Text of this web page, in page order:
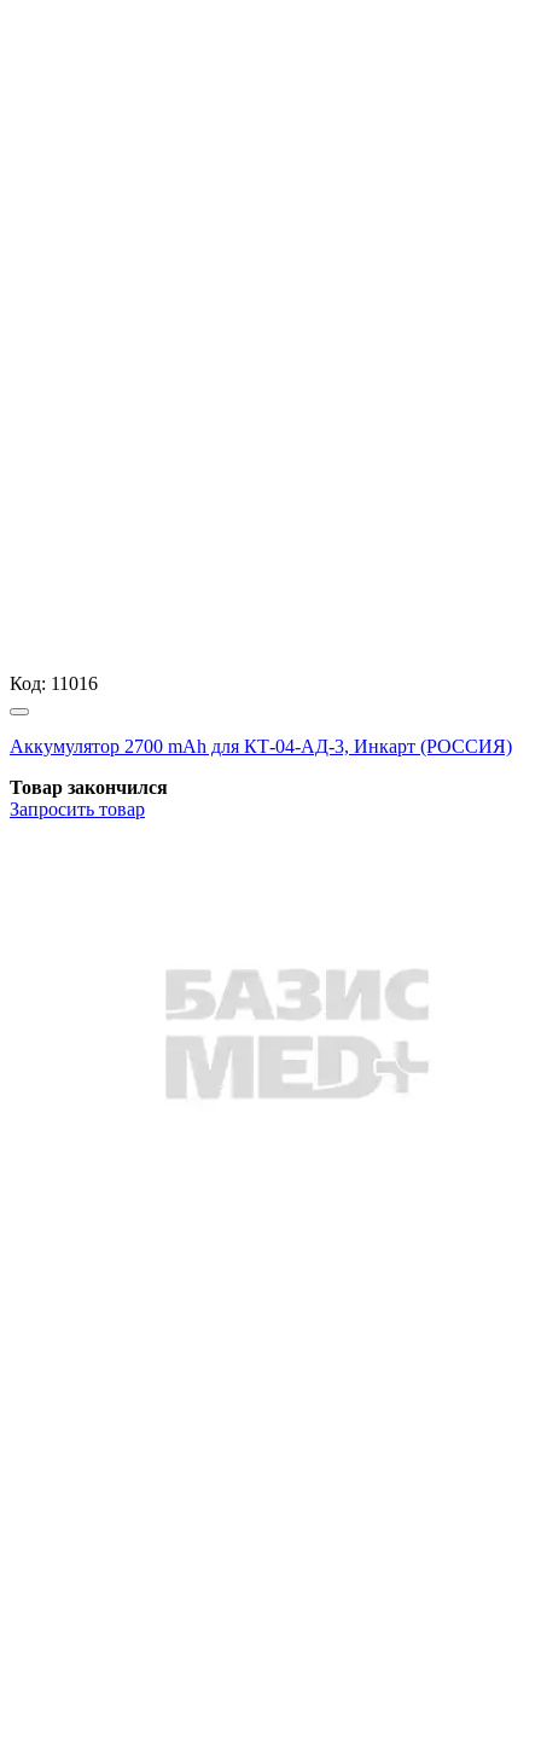
Код: 11016
Аккумулятор 2700 mAh для КТ-04-АД-3, Инкарт (РОССИЯ)
Товар закончился
Запросить товар